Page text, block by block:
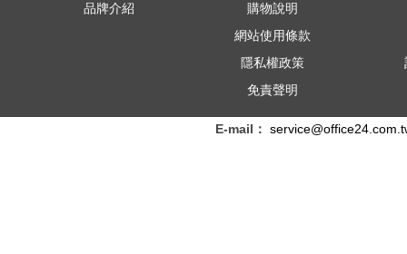
品牌介紹
購物說明
網站使用條款
隱私權政策
免責聲明
E-mail：